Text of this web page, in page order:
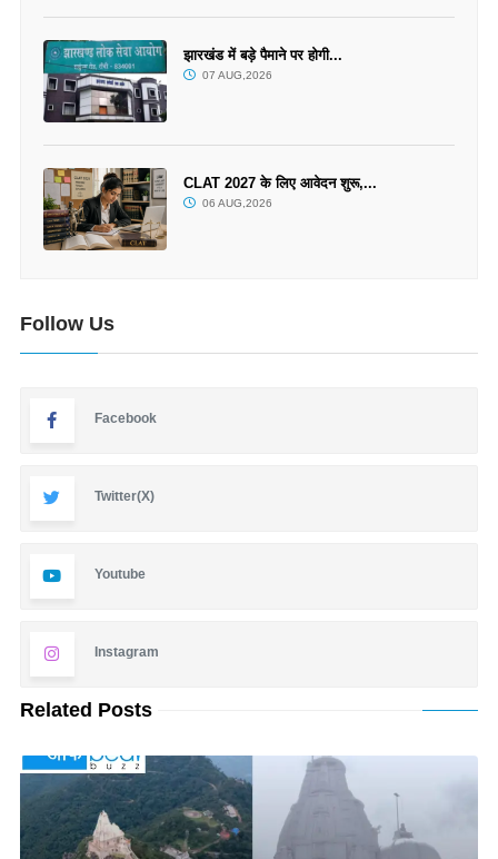
झारखंड में बड़े पैमाने पर होगी...
07 AUG,2026
CLAT 2027 के लिए आवेदन शुरू,...
06 AUG,2026
Follow Us
Facebook
Twitter(X)
Youtube
Instagram
Related Posts